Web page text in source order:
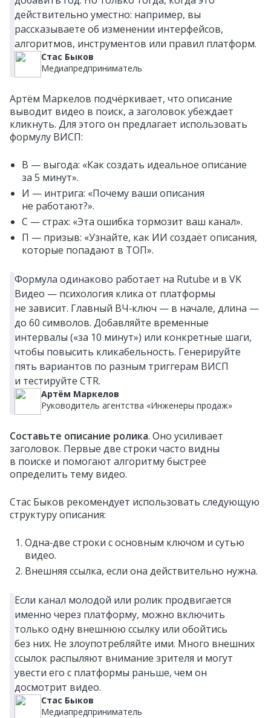
действительно уместно: например, вы
рассказываете об изменении интерфейсов,
алгоритмов, инструментов или правил платформ.
Стас Быков
Медиапредприниматель
Артём Маркелов подчёркивает, что описание
выводит видео в поиск, а заголовок убеждает
кликнуть. Для этого он предлагает использовать
формулу ВИСП:
В — выгода: «Как создать идеальное описание
за 5 минут».
И — интрига: «Почему ваши описания
не работают?».
С — страх: «Эта ошибка тормозит ваш канал».
П — призыв: «Узнайте, как ИИ создаёт описания,
которые попадают в ТОП».
Формула одинаково работает на Rutube и в VK
Видео — психология клика от платформы
не зависит. Главный ВЧ‑ключ — в начале, длина —
до 60 символов. Добавляйте временные
интервалы («за 10 минут») или конкретные шаги,
чтобы повысить кликабельность. Генерируйте
пять вариантов по разным триггерам ВИСП
и тестируйте CTR.
Артём Маркелов
Руководитель агентства «Инженеры продаж»
Составьте описание ролика. Оно усиливает
заголовок. Первые две строки часто видны
в поиске и помогают алгоритму быстрее
определить тему видео.
Стас Быков рекомендует использовать следующую
структуру описания:
Одна‑две строки с основным ключом и сутью
видео.
Внешняя ссылка, если она действительно нужна.
Если канал молодой или ролик продвигается
именно через платформу, можно включить
только одну внешнюю ссылку или обойтись
без них. Не злоупотребляйте ими. Много внешних
ссылок распыляют внимание зрителя и могут
увести его с платформы раньше, чем он
досмотрит видео.
Стас Быков
Медиапредприниматель